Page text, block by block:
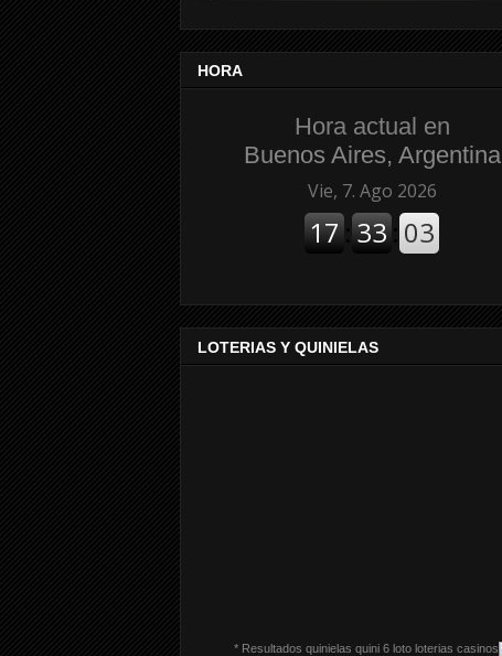
HORA
Hora actual en
Buenos Aires, Argentina
LOTERIAS Y QUINIELAS
* Resultados quinielas quini 6 loto loterias casinos